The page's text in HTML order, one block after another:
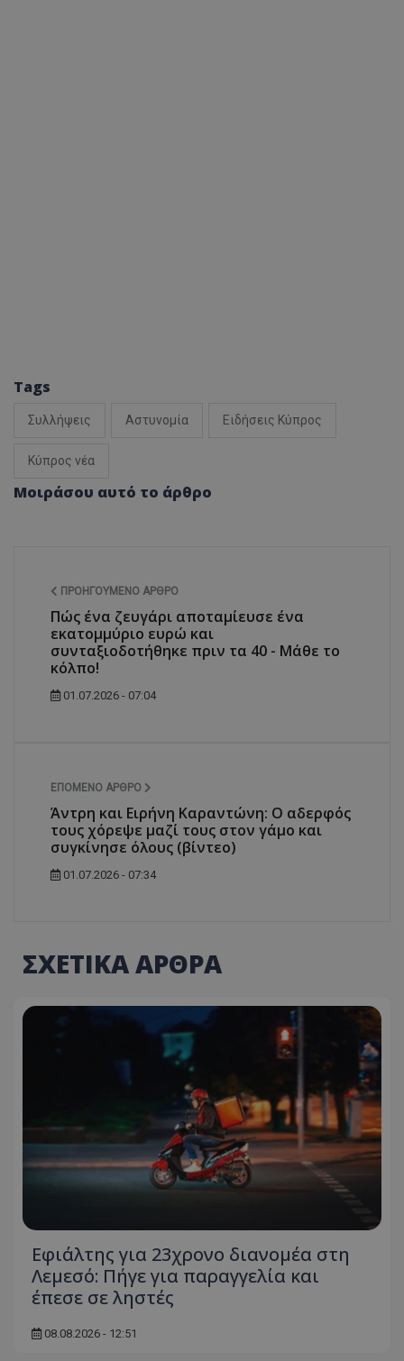
Tags
Συλλήψεις Αστυνομία Ειδήσεις Κύπρος
Κύπρος νέα
Μοιράσου αυτό το άρθρο
ΠΡΟΗΓΟΎΜΕΝΟ ΆΡΘΡΟ
Πώς ένα ζευγάρι αποταμίευσε ένα
εκατομμύριο ευρώ και
συνταξιοδοτήθηκε πριν τα 40 - Μάθε το
κόλπο!
01.07.2026 - 07:04
ΕΠΌΜΕΝΟ ΆΡΘΡΟ
Άντρη και Ειρήνη Καραντώνη: Ο αδερφός
τους χόρεψε μαζί τους στον γάμο και
συγκίνησε όλους (βίντεο)
01.07.2026 - 07:34
ΣΧΕΤΙΚΑ ΑΡΘΡΑ
Εφιάλτης για 23χρονο διανομέα στη
Λεμεσό: Πήγε για παραγγελία και
έπεσε σε ληστές
08.08.2026 - 12:51